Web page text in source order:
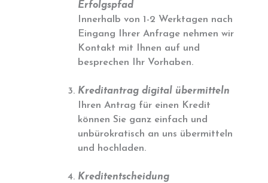
Erfolgspfad
Innerhalb von 1-2 Werktagen nach
Eingang Ihrer Anfrage nehmen wir
Kontakt mit Ihnen auf und
besprechen Ihr Vorhaben.
Kreditantrag digital übermitteln
Ihren Antrag für einen Kredit
können Sie ganz einfach und
unbürokratisch an uns übermitteln
und hochladen.
Kreditentscheidung